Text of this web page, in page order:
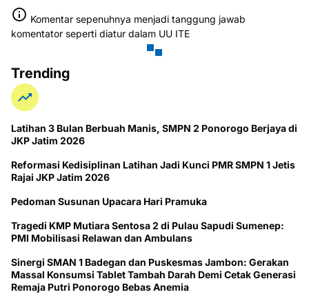
Komentar sepenuhnya menjadi tanggung jawab
komentator seperti diatur dalam UU ITE
Trending
Latihan 3 Bulan Berbuah Manis, SMPN 2 Ponorogo Berjaya di
JKP Jatim 2026
Reformasi Kedisiplinan Latihan Jadi Kunci PMR SMPN 1 Jetis
Rajai JKP Jatim 2026
Pedoman Susunan Upacara Hari Pramuka
Tragedi KMP Mutiara Sentosa 2 di Pulau Sapudi Sumenep:
PMI Mobilisasi Relawan dan Ambulans
Sinergi SMAN 1 Badegan dan Puskesmas Jambon: Gerakan
Massal Konsumsi Tablet Tambah Darah Demi Cetak Generasi
Remaja Putri Ponorogo Bebas Anemia